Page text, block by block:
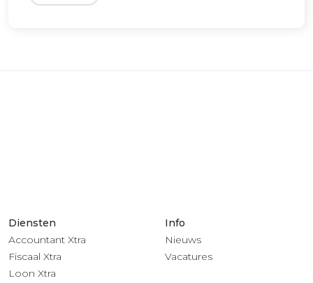
Diensten
Accountant Xtra
Fiscaal Xtra
Loon Xtra
Info
Nieuws
Vacatures